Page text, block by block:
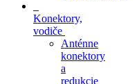
Konektory,
vodiče
Anténne
konektory
a
redukcie